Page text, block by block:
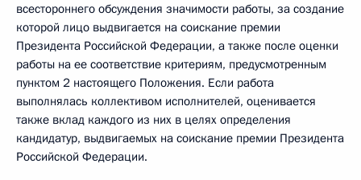
всестороннего обсуждения значимости работы, за создание
которой лицо выдвигается на соискание премии
Президента Российской Федерации, а также после оценки
работы на ее соответствие критериям, предусмотренным
пунктом 2 настоящего Положения. Если работа
выполнялась коллективом исполнителей, оценивается
также вклад каждого из них в целях определения
кандидатур, выдвигаемых на соискание премии Президента
Российской Федерации.